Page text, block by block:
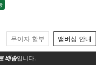
무이자 할부 맴버십 안내
배송입니다.